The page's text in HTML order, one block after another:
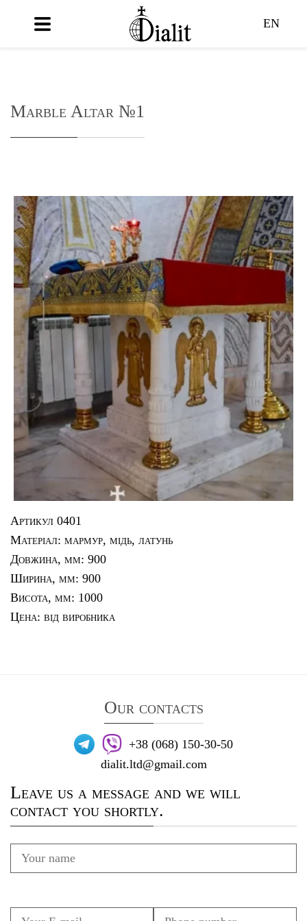
EN
Marble Altar №1
Артикул 0401
Матеріал: мармур, мідь, латунь
Довжина, мм: 900
Ширина, мм: 900
Висота, мм: 1000
Цена: від виробника
Our contacts
+38 (068) 150-30-50
dialit.ltd@gmail.com
Leave us a message and we will
contact you shortly.